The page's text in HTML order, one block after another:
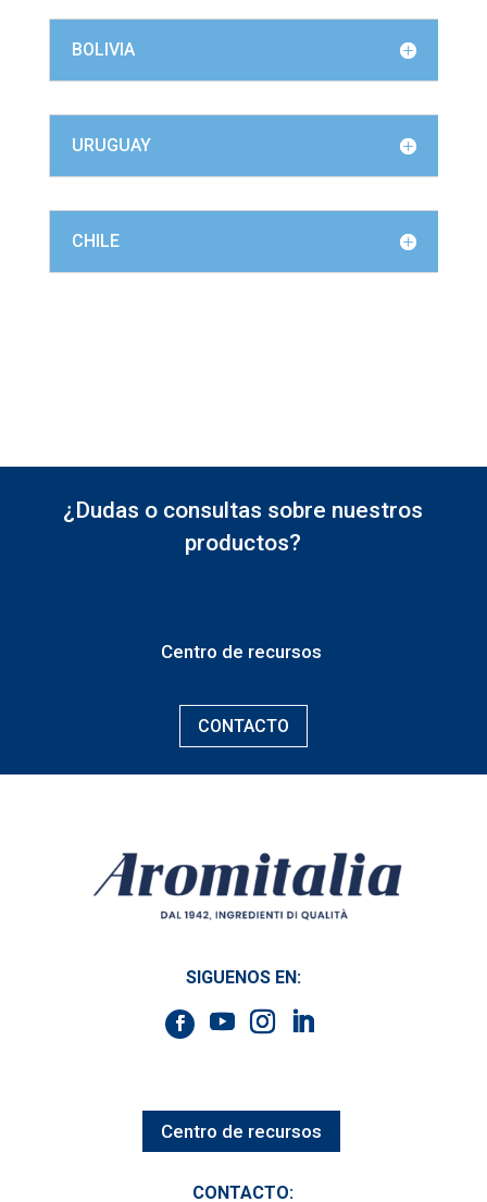
BOLIVIA
URUGUAY
CHILE
¿Dudas o consultas sobre nuestros
productos?
Centro de recursos
CONTACTO
SIGUENOS EN:
Centro de recursos
CONTACTO: